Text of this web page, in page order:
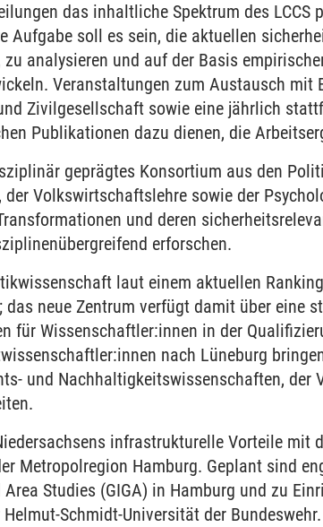
das inhaltliche Spektrum des LCCS
Aufgabe soll es sein, die aktuellen
analysieren und auf der Basis
Veranstaltungen zum Austausch mit
Zivilgesellschaft sowie eine jährlich
Publikationen dazu dienen, die
geprägtes Konsortium aus den
Volkswirtschaftslehre sowie der
und deren
erforschen.
laut einem aktuellen
neue Zentrum verfügt damit über eine
für Wissenschaftler:innen in der
nach Lüneburg
und Nachhaltigkeitswissenschaften, der
infrastrukturelle Vorteile mit
Metropolregion Hamburg. Geplant sind
Studies (GIGA) in Hamburg und zu
Schmidt-Universität der